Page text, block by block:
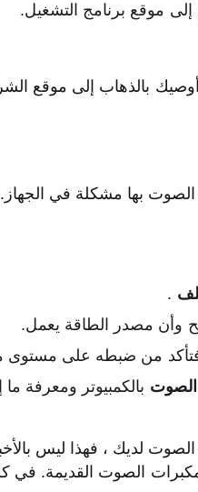
إلى موقع برنامج التشغيل.
بالذهاب إلى موقع
بها مشكلة في
.
وأن مصدر الطاقة يعمل.
من ضبطه على مستوى
بالكمبيوتر ومعرفة ما
لديك ، فهذا ليس
الصوت القديمة. في كلتا